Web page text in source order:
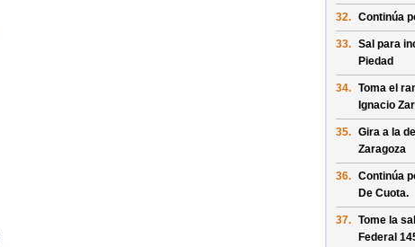
32. Continúa
33. Sal para
Piedad
34. Toma el
Ignacio
35. Gira a la
Zaragoza
36. Continúa
De Cuota.
37. Tome la
Federal